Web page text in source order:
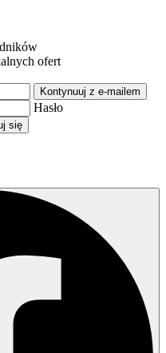
ofert
Kontynuuj z e-mailem
Hasło
się